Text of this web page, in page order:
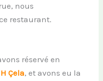
nous
restaurant.
réservé en
Çela, et avons eu la